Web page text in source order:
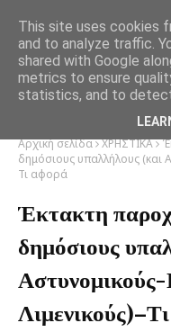
Αρχική σελίδα ΧΡΗΣΤΙΚΑ
δημόσιους υπαλλήλους (και
Τι αφορά
Έκτακτη
δημόσιους
This site uses cookies
and to analyze traffic.
shared with Google
metrics to ensure
statistics, and to